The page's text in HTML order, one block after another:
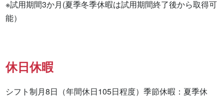
※試用期間3か月(夏季冬季休暇は試用期間終了後から取得可
能）
休日休暇
シフト制月8日（年間休日105日程度）季節休暇：夏季休